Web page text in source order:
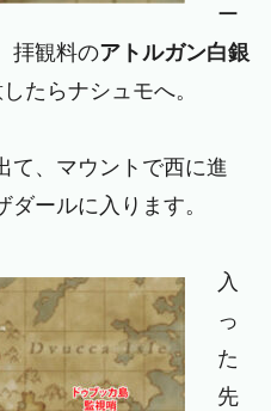
ー
拝観料のアトルガン白銀
たらナシュモへ。
て、マウントで西に進
ールに入ります。
入
っ
た
先